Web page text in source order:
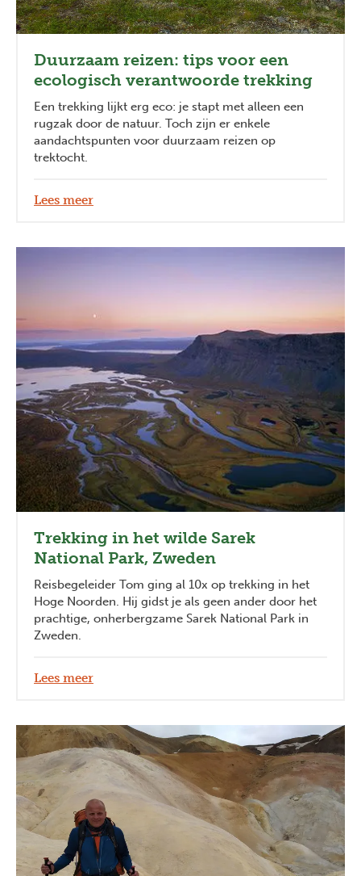
Duurzaam reizen: tips voor een
ecologisch verantwoorde trekking
Een trekking lijkt erg eco: je stapt met alleen een
rugzak door de natuur. Toch zijn er enkele
aandachtspunten voor duurzaam reizen op
trektocht.
Lees meer
Trekking in het wilde Sarek
National Park, Zweden
Reisbegeleider Tom ging al 10x op trekking in het
Hoge Noorden. Hij gidst je als geen ander door het
prachtige, onherbergzame Sarek National Park in
Zweden.
Lees meer